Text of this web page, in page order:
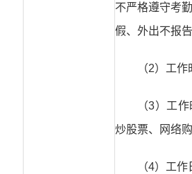
不严格遵守考
假、外出不报
（2）工
（3）工
炒股票、网络
（4）工